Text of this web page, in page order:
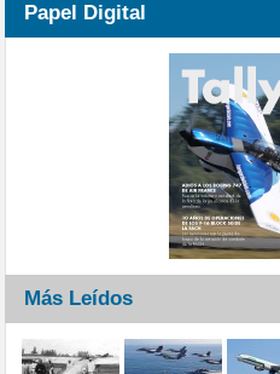
Papel Digital
Más Leídos